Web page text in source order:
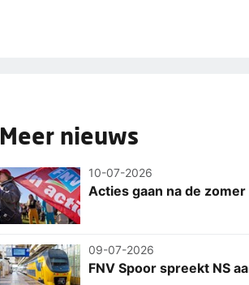
Meer nieuws
10-07-2026
Acties gaan na de
09-07-2026
FNV Spoor spreekt NS